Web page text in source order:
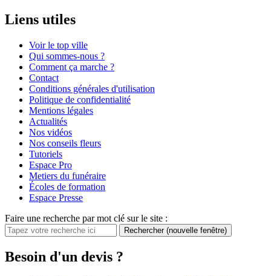
Liens utiles
Voir le top ville
Qui sommes-nous ?
Comment ça marche ?
Contact
Conditions générales d'utilisation
Politique de confidentialité
Mentions légales
Actualités
Nos vidéos
Nos conseils fleurs
Tutoriels
Espace Pro
Metiers du funéraire
Écoles de formation
Espace Presse
Faire une recherche par mot clé sur le site :
Rechercher (nouvelle fenêtre)
Besoin d'un devis ?